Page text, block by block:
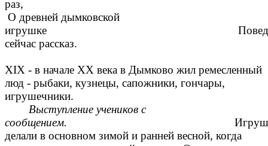
раз,
О древней дымковской
игрушке
сейчас рассказ.
XIX - в начале XХ века в Дымково жил ремесленный
люд - рыбаки, кузнецы, сапожники, гончары,
игрушечники.
Выступление учеников с
сообщением.
делали в основном зимой и ранней весной, когда